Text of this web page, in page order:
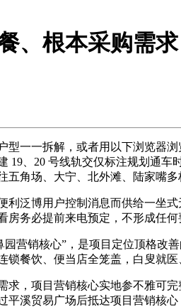
、根本采购需
一拆解，或者用以下浏览器浏
19、20 号线轨交仅标注规划通
角场、大宁、北外滩、陆家嘴多
泛博用户控制消息而供给一坐式
务必提前来电预定，不形成任
销核心”，是项目定位顶格改善
锁餐饮、便当店全笼盖，白叟就
项目营销核心实地参不雅可完
平溪贸易广场后抵达项目营销核